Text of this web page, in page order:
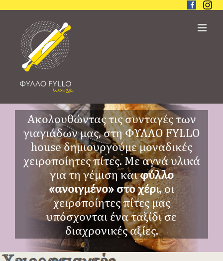
content
Ακολουθώντας τις συνταγές των
γιαγιάδων μας, στη ΦΥΛΛΟ FYLLO
house δημιουργούμε μοναδικές
χειροποίητες πίτες. Με αγνά υλικά
για τη γέμιση καιφύλλο
«ανοιγμένο» στο χέρι, οι
χειροποίητες πίτες μας
υπόσχονται ένα ταξίδι σε
διαχρονικές αξίες.